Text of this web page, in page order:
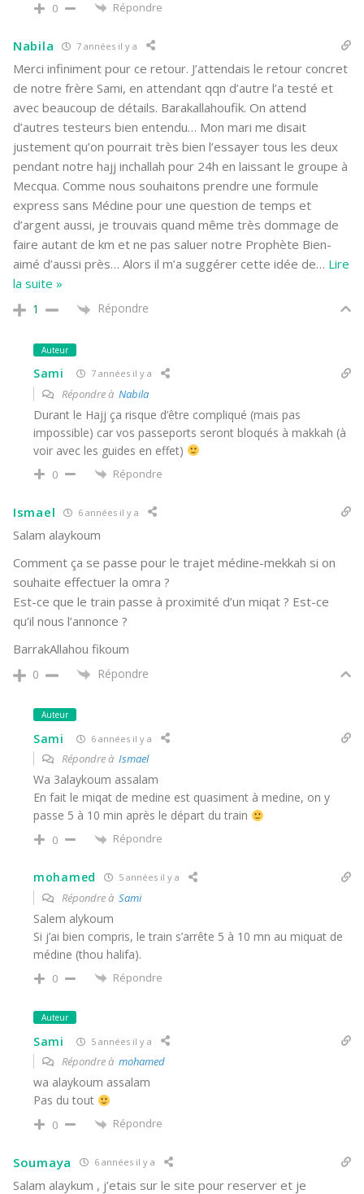
0 Répondre
Nabila 7 années il y a
Merci infiniment pour ce retour. J’attendais le retour concret
de notre frère Sami, en attendant qqn d’autre l’a testé et
avec beaucoup de détails. Barakallahoufik. On attend
d’autres testeurs bien entendu… Mon mari me disait
justement qu’on pourrait très bien l’essayer tous les deux
pendant notre hajj inchallah pour 24h en laissant le groupe à
Mecqua. Comme nous souhaitons prendre une formule
express sans Médine pour une question de temps et
d’argent aussi, je trouvais quand même très dommage de
faire autant de km et ne pas saluer notre Prophète Bien-
aimé d’aussi près… Alors il m’a suggérer cette idée de… Lire
la suite »
1 Répondre
Auteur
Sami 7 années il y a
Répondre à Nabila
Durant le Hajj ça risque d’être compliqué (mais pas
impossible) car vos passeports seront bloqués à makkah (à
voir avec les guides en effet)
0 Répondre
Ismael 6 années il y a
Salam alaykoum
Comment ça se passe pour le trajet médine-mekkah si on
souhaite effectuer la omra ?
Est-ce que le train passe à proximité d’un miqat ? Est-ce
qu’il nous l’annonce ?
BarrakAllahou fikoum
0 Répondre
Auteur
Sami 6 années il y a
Répondre à Ismael
Wa 3alaykoum assalam
En fait le miqat de medine est quasiment à medine, on y
passe 5 à 10 min après le départ du train
0 Répondre
mohamed 5 années il y a
Répondre à Sami
Salem alykoum
Si j’ai bien compris, le train s’arrête 5 à 10 mn au miquat de
médine (thou halifa).
0 Répondre
Auteur
Sami 5 années il y a
Répondre à mohamed
wa alaykoum assalam
Pas du tout
0 Répondre
Soumaya 6 années il y a
Salam alaykum , j’etais sur le site pour reserver et je